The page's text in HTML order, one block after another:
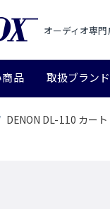
オーディオ専
品 取扱ブランド
DENON DL-110 カー